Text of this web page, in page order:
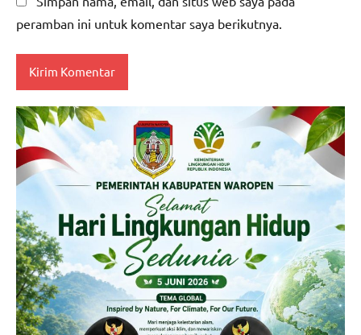
peramban ini untuk komentar saya berikutnya.